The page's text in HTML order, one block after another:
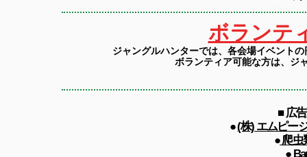
ボランテ
ジャングルハンターでは、各会場イベント
ボランティア可能な方は、ジ
■ 広
●(株) エムピー
●爬虫
●